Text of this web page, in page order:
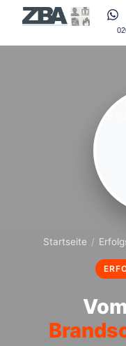
Startseite /